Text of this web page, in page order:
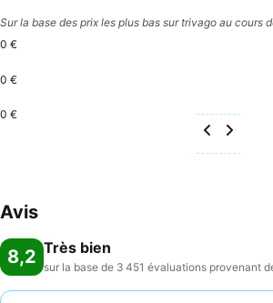
Sur la base des prix les plus bas sur trivago au cours
0 €
0 €
0 €
Avis
8,2 Très bien
sur la base de 3 451 évaluations provenant